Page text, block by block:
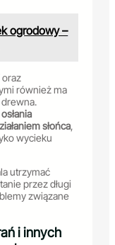
ogrodowy –
również ma
słońca,
wycieku
utrzymać
przez długi
związane
i innych